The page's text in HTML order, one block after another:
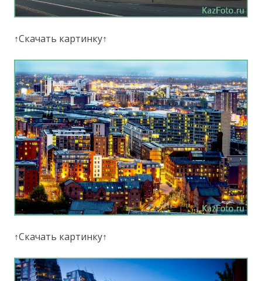
↑Скачать картинку↑
↑Скачать картинку↑